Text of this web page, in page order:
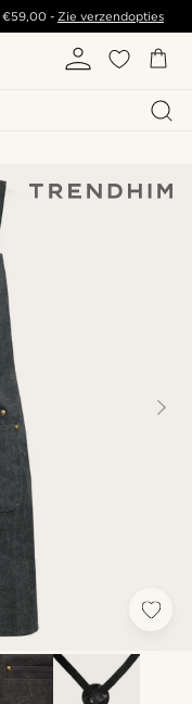
€59,00- Zie verzendopties